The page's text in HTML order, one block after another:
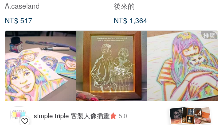
A.caseland
NT$ 517
後來的
NT$ 1,364
推廣
simple triple 客製人像插畫 5.0 +4